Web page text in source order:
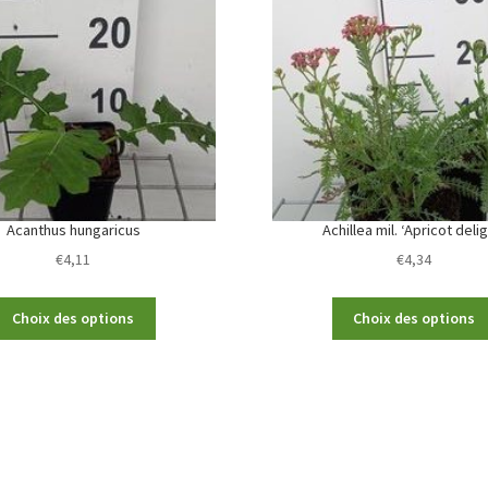
Acanthus hungaricus
€4,11
Choix des options
Achillea mil. ‘Apricot
€4,34
Choix des options